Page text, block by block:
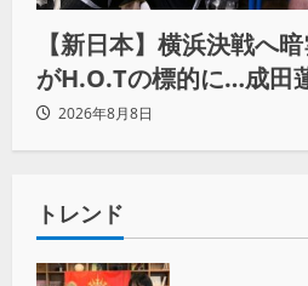
【新日本】横浜決戦へ
がH.O.Tの標的に…成田
にしてやる」と怒り爆発
2026年8月8日
トレンド